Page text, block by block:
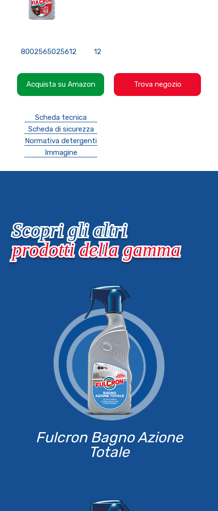
8002565025612 12
Acquista su Amazon Trova negozio
Scheda tecnica
Scheda di sicurezza
Normativa detergenti
Immagine
Scopri gli altri
prodotti della gamma
Fulcron Bagno Azione
Totale